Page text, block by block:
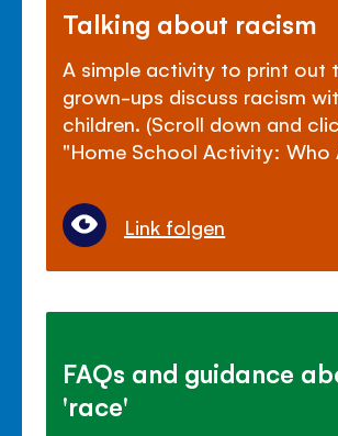
Talking about racism
A simple activity to print out
grown-ups discuss racism
children. (Scroll down and
"Home School Activity: Who
Link folgen
FAQs and guidance
'race'